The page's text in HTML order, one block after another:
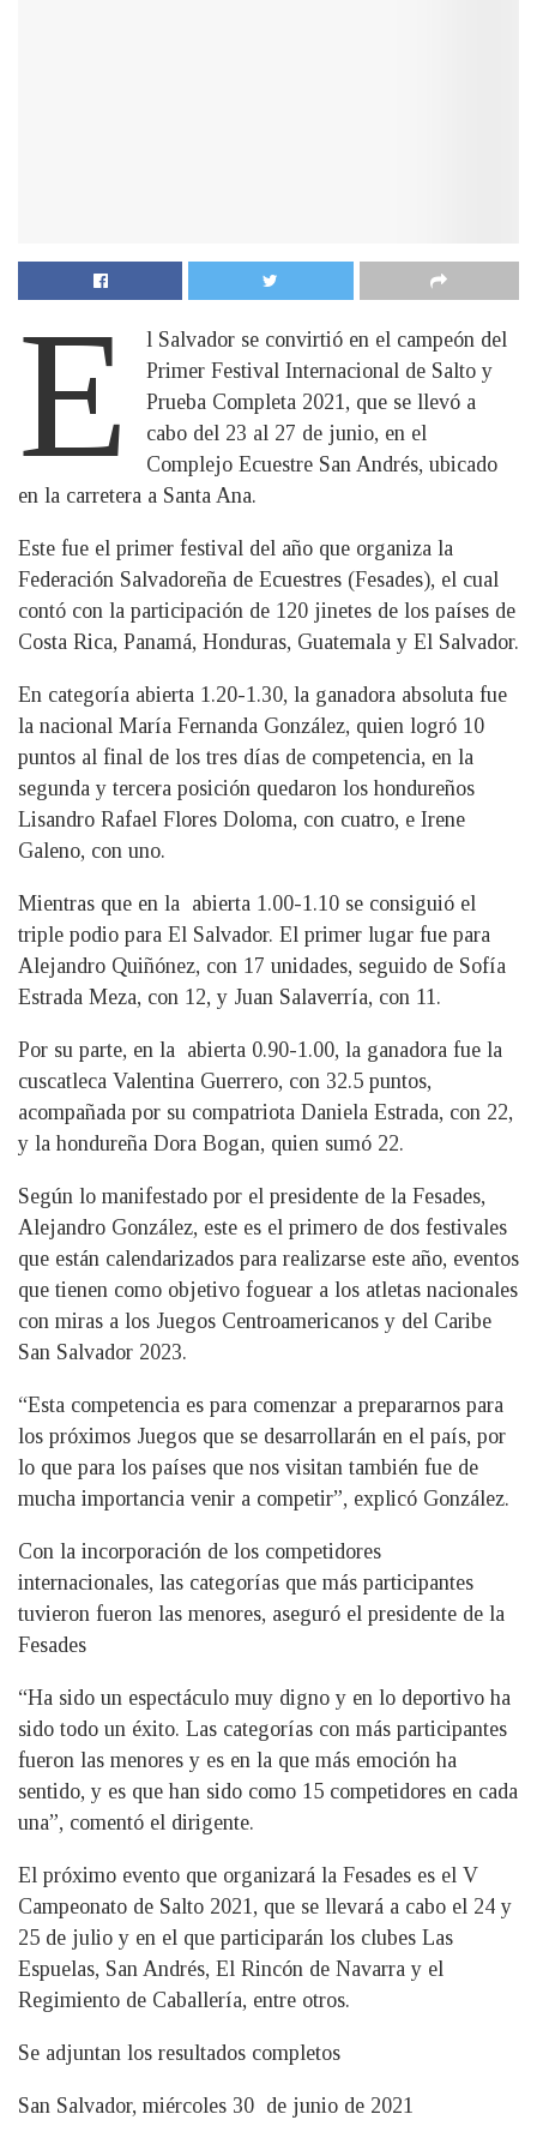
E
l Salvador se convirtió en el campeón del
Primer Festival Internacional de Salto y
Prueba Completa 2021, que se llevó a
cabo del 23 al 27 de junio, en el
Complejo Ecuestre San Andrés, ubicado
en la carretera a Santa Ana.
Este fue el primer festival del año que organiza la
Federación Salvadoreña de Ecuestres (Fesades), el cual
contó con la participación de 120 jinetes de los países de
Costa Rica, Panamá, Honduras, Guatemala y El Salvador.
En categoría abierta 1.20-1.30, la ganadora absoluta fue
la nacional María Fernanda González, quien logró 10
puntos al final de los tres días de competencia, en la
segunda y tercera posición quedaron los hondureños
Lisandro Rafael Flores Doloma, con cuatro, e Irene
Galeno, con uno.
Mientras que en la abierta 1.00-1.10 se consiguió el
triple podio para El Salvador. El primer lugar fue para
Alejandro Quiñónez, con 17 unidades, seguido de Sofía
Estrada Meza, con 12, y Juan Salaverría, con 11.
Por su parte, en la abierta 0.90-1.00, la ganadora fue la
cuscatleca Valentina Guerrero, con 32.5 puntos,
acompañada por su compatriota Daniela Estrada, con 22,
y la hondureña Dora Bogan, quien sumó 22.
Según lo manifestado por el presidente de la Fesades,
Alejandro González, este es el primero de dos festivales
que están calendarizados para realizarse este año, eventos
que tienen como objetivo foguear a los atletas nacionales
con miras a los Juegos Centroamericanos y del Caribe
San Salvador 2023.
“Esta competencia es para comenzar a prepararnos para
los próximos Juegos que se desarrollarán en el país, por
lo que para los países que nos visitan también fue de
mucha importancia venir a competir”, explicó González.
Con la incorporación de los competidores
internacionales, las categorías que más participantes
tuvieron fueron las menores, aseguró el presidente de la
Fesades
“Ha sido un espectáculo muy digno y en lo deportivo ha
sido todo un éxito. Las categorías con más participantes
fueron las menores y es en la que más emoción ha
sentido, y es que han sido como 15 competidores en cada
una”, comentó el dirigente.
El próximo evento que organizará la Fesades es el V
Campeonato de Salto 2021, que se llevará a cabo el 24 y
25 de julio y en el que participarán los clubes Las
Espuelas, San Andrés, El Rincón de Navarra y el
Regimiento de Caballería, entre otros.
Se adjuntan los resultados completos
San Salvador, miércoles 30 de junio de 2021